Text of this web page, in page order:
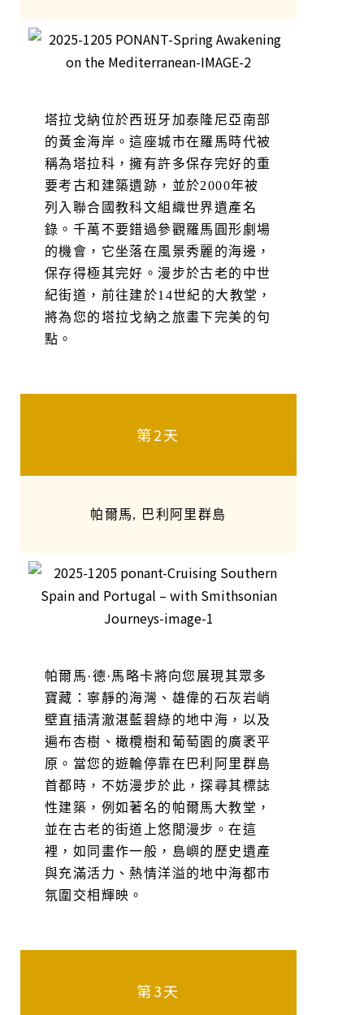
塔拉戈納位於西班牙加泰隆尼亞南部
的黃金海岸。這座城市在羅馬時代被
稱為塔拉科，擁有許多保存完好的重
要考古和建築遺跡，並於2000年被
列入聯合國教科文組織世界遺產名
錄。千萬不要錯過參觀羅馬圓形劇場
的機會，它坐落在風景秀麗的海邊，
保存得極其完好。漫步於古老的中世
紀街道，前往建於14世紀的大教堂，
將為您的塔拉戈納之旅畫下完美的句
點。
第2天
帕爾馬, 巴利阿里群島
帕爾馬·德·馬略卡將向您展現其眾多
寶藏：寧靜的海灣、雄偉的石灰岩峭
壁直插清澈湛藍碧綠的地中海，以及
遍布杏樹、橄欖樹和葡萄園的廣袤平
原。當您的遊輪停靠在巴利阿里群島
首都時，不妨漫步於此，探尋其標誌
性建築，例如著名的帕爾馬大教堂，
並在古老的街道上悠閒漫步。在這
裡，如同畫作一般，島嶼的歷史遺產
與充滿活力、熱情洋溢的地中海都市
氛圍交相輝映。
第3天